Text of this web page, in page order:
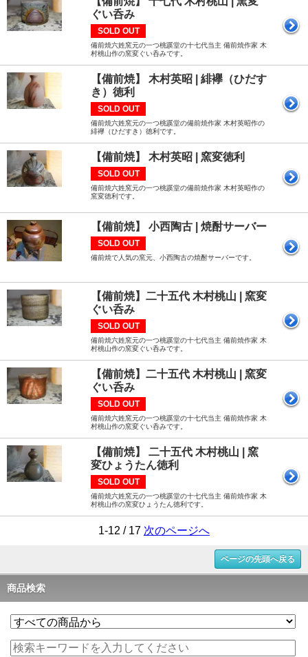
ぐい呑み
SOLD OUT
備前焼六姓窯元の一つ桃蹊堂の十七代当主 備前焼作家 木
村桃山作の窯変ぐい呑みです。
【備前焼】 木村英昭 | 緋襷（ひだす
き）徳利
SOLD OUT
備前焼六姓窯元の一つ桃蹊堂の備前焼作家 木村英昭作の
緋襷（ひだすき）徳利です。
【備前焼】 木村英昭 | 窯変徳利
SOLD OUT
備前焼六姓窯元の一つ桃蹊堂の備前焼作家 木村英昭作の
窯変徳利です。
【備前焼】 小西陶古 | 焼酎サーバー
SOLD OUT
備前焼で人気の窯元、小西陶古の焼酎サーバーです。
【備前焼】二十五代 木村桃山 | 窯変
ぐい呑み
SOLD OUT
備前焼六姓窯元の一つ桃蹊堂の十七代当主 備前焼作家 木
村桃山作の窯変ぐい呑みです。
【備前焼】二十五代 木村桃山 | 窯変
ぐい呑み
SOLD OUT
備前焼六姓窯元の一つ桃蹊堂の十七代当主 備前焼作家 木
村桃山作の窯変ぐい呑みです。
【備前焼】 二十五代 木村桃山 | 窯
変ひょうたん徳利
SOLD OUT
備前焼六姓窯元の一つ桃蹊堂の十七代当主 備前焼作家 木
村桃山作の窯変ひょうたん徳利です。
1-12 / 17 次のページへ
ページの先頭へ戻る
商品検索